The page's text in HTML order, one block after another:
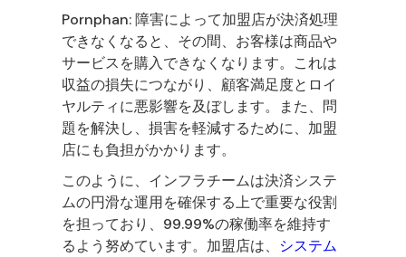
Pornphan: 障害によって加盟店が決済処理
できなくなると、その間、お客様は商品や
サービスを購入できなくなります。これは
収益の損失につながり、顧客満足度とロイ
ヤルティに悪影響を及ぼします。また、問
題を解決し、損害を軽減するために、加盟
店にも負担がかかります。
このように、インフラチームは決済システ
ムの円滑な運用を確保する上で重要な役割
を担っており、99.99%の稼働率を維持す
るよう努めています。加盟店は、 システム